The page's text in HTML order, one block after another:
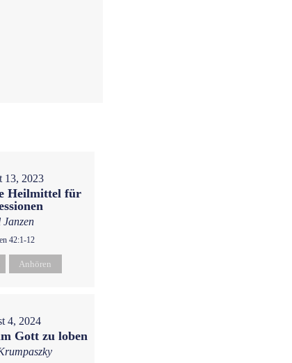
13, 2023
Heilmittel für
Janzen
42:1-12
Anhören
4, 2024
Gott zu loben